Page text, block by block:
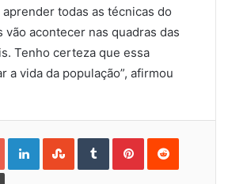
todas as técnicas do
vão acontecer nas quadras das
Tenho certeza que essa
a vida da população”, afirmou
Google+LinkedInStumbleUpon
TumblrPinterestReddit
Print